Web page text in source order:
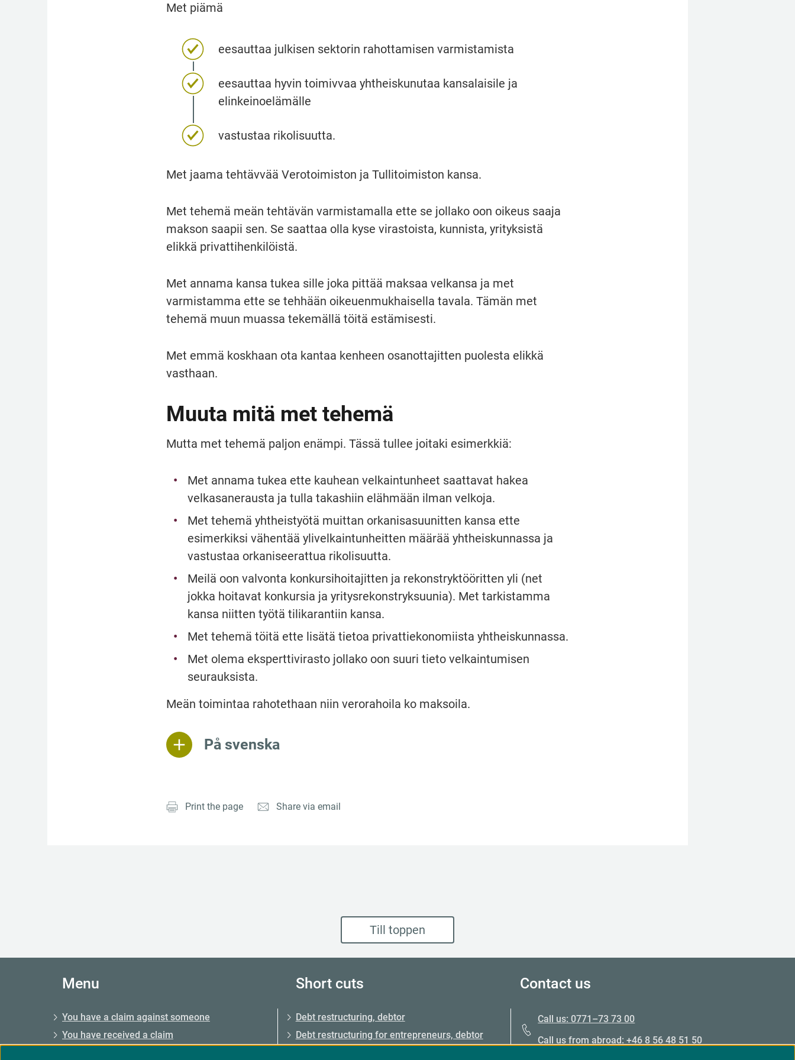
Met piämä
eesauttaa julkisen sektorin rahottamisen varmistamista
eesauttaa hyvin toimivvaa yhtheiskunutaa kansalaisile ja
elinkeinoelämälle
vastustaa rikolisuutta.
Met jaama tehtävvää Verotoimiston ja Tullitoimiston kansa.
Met tehemä meän tehtävän varmistamalla ette se jollako oon oikeus saaja
makson saapii sen. Se saattaa olla kyse virastoista, kunnista, yrityksistä
elikkä privattihenkilöistä.
Met annama kansa tukea sille joka pittää maksaa velkansa ja met
varmistamma ette se tehhään oikeuenmukhaisella tavala. Tämän met
tehemä muun muassa tekemällä töitä estämisesti.
Met emmä koskhaan ota kantaa kenheen osanottajitten puolesta elikkä
vasthaan.
Muuta mitä met tehemä
Mutta met tehemä paljon enämpi. Tässä tullee joitaki esimerkkiä:
Met annama tukea ette kauhean velkaintunheet saattavat hakea
velkasanerausta ja tulla takashiin elähmään ilman velkoja.
Met tehemä yhtheistyötä muittan orkanisasuunitten kansa ette
esimerkiksi vähentää ylivelkaintunheitten määrää yhtheiskunnassa ja
vastustaa orkaniseerattua rikolisuutta.
Meilä oon valvonta konkursihoitajitten ja rekonstryktööritten yli (net
jokka hoitavat konkursia ja yritysrekonstryksuunia). Met tarkistamma
kansa niitten työtä tilikarantiin kansa.
Met tehemä töitä ette lisätä tietoa privattiekonomiista yhtheiskunnassa.
Met olema eksperttivirasto jollako oon suuri tieto velkaintumisen
seurauksista.
Meän toimintaa rahotethaan niin verorahoila ko maksoila.
På svenska
Print the page Share via email
Till toppen
Menu
You have a claim against someone
You have received a claim
Short cuts
Debt restructuring, debtor
Debt restructuring for entrepreneurs, debtor
Contact us
Call us: 0771–73 73 00
Call us from abroad: +46 8 56 48 51 50